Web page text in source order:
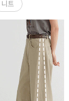
니트